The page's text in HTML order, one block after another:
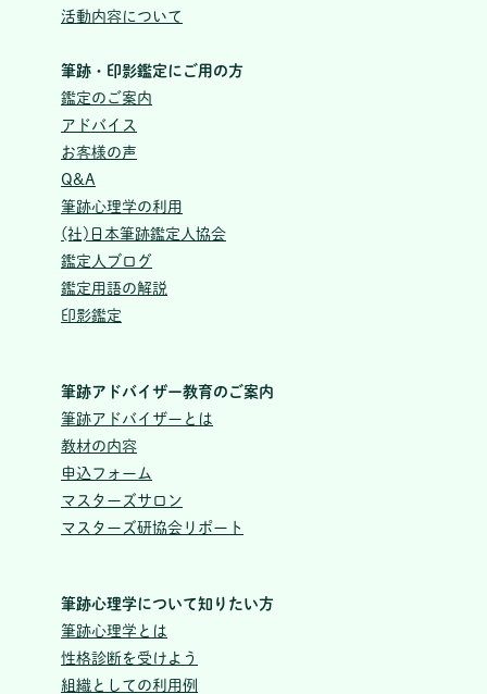
活動内容について
筆跡・印影鑑定にご用の方
鑑定のご案内
アドバイス
お客様の声
Q&A
筆跡心理学の利用
(社)日本筆跡鑑定人協会
鑑定人ブログ
鑑定用語の解説
印影鑑定
筆跡アドバイザー教育のご案内
筆跡アドバイザーとは
教材の内容
申込フォーム
マスターズサロン
マスターズ研協会リポート
筆跡心理学について知りたい方
筆跡心理学とは
性格診断を受けよう
組織としての利用例